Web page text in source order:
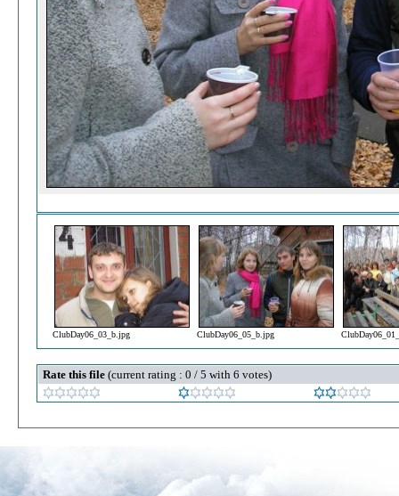
ClubDay06_03_b.jpg ClubDay06_05_b.jpg
Rate this file (current rating : 0 / 5 with 6 votes)